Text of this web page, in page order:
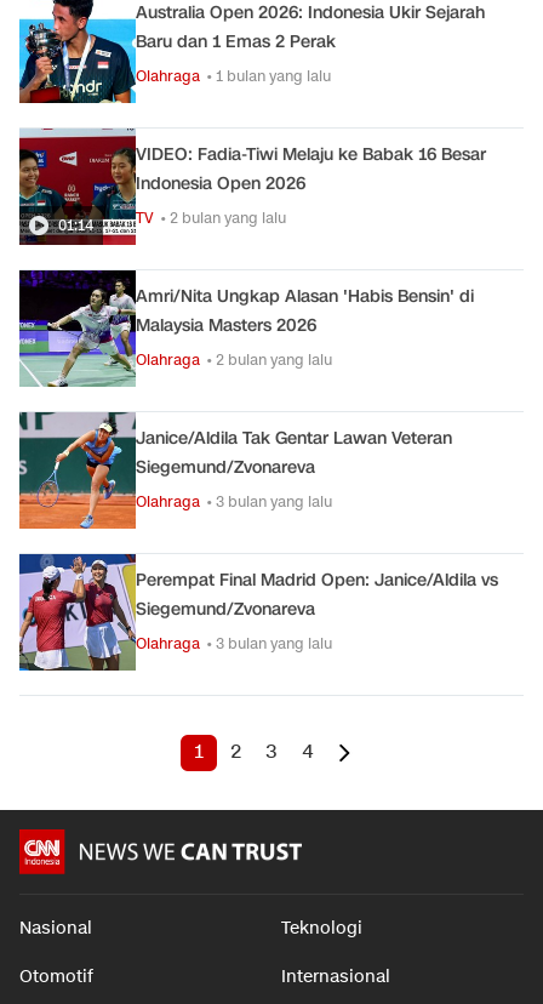
Australia Open 2026: Indonesia Ukir Sejarah
Baru dan 1 Emas 2 Perak
Olahraga • 1 bulan yang lalu
01:14
VIDEO: Fadia-Tiwi Melaju ke Babak 16 Besar
Indonesia Open 2026
TV • 2 bulan yang lalu
Amri/Nita Ungkap Alasan 'Habis Bensin' di
Malaysia Masters 2026
Olahraga • 2 bulan yang lalu
Janice/Aldila Tak Gentar Lawan Veteran
Siegemund/Zvonareva
Olahraga • 3 bulan yang lalu
Perempat Final Madrid Open: Janice/Aldila vs
Siegemund/Zvonareva
Olahraga • 3 bulan yang lalu
1 2 3 4
Nasional Teknologi
Otomotif Internasional